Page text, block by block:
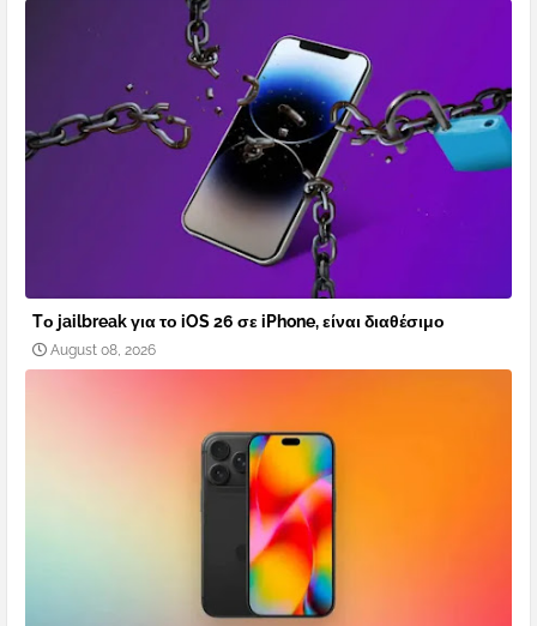
Tο jailbreak για το iOS 26 σε iPhone, είναι διαθέσιμο
August 08, 2026